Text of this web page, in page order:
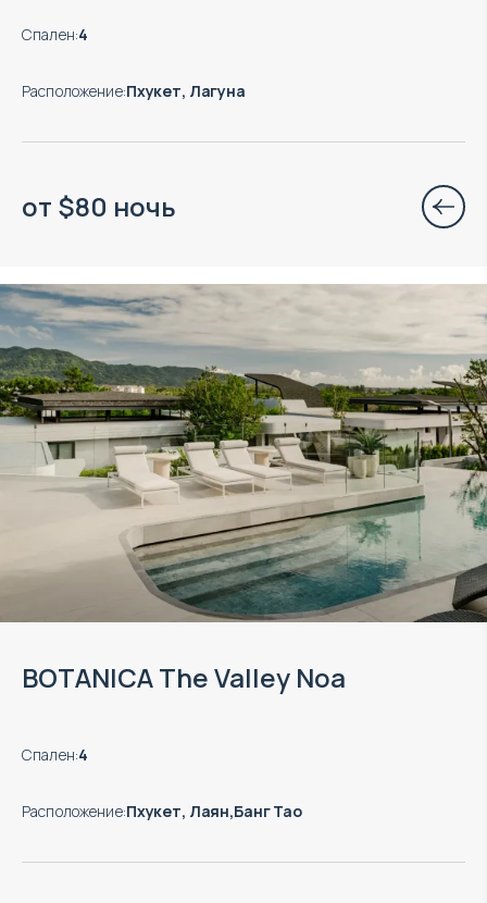
Спален:4
Расположение:Пхукет, Лагуна
от $80 ночь
BOTANICA The Valley Noa
Спален:4
Расположение:Пхукет, Лаян,Банг Тао